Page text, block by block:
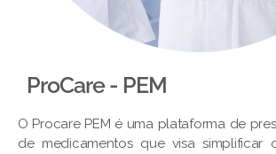
ProCare - PEM​
O Procare PEM é uma plataforma de
de medicamentos que visa simplificar